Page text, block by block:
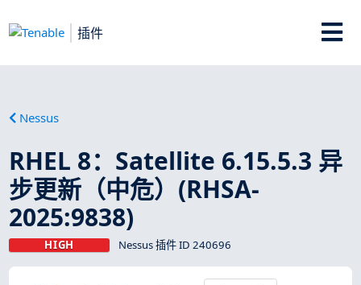
插件
Nessus
RHEL 8：Satellite 6.15.5.3 异
步更新（中危）(RHSA-
2025:9838)
HIGH Nessus 插件 ID 240696